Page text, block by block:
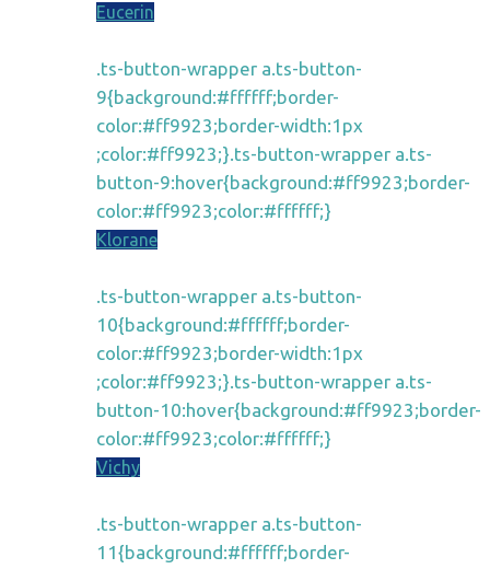
Eucerin
.ts-button-wrapper a.ts-button-
9{background:#ffffff;border-
color:#ff9923;border-width:1px
;color:#ff9923;}.ts-button-wrapper a.ts-
button-9:hover{background:#ff9923;border-
color:#ff9923;color:#ffffff;}
Klorane
.ts-button-wrapper a.ts-button-
10{background:#ffffff;border-
color:#ff9923;border-width:1px
;color:#ff9923;}.ts-button-wrapper a.ts-
button-10:hover{background:#ff9923;border-
color:#ff9923;color:#ffffff;}
Vichy
.ts-button-wrapper a.ts-button-
11{background:#ffffff;border-